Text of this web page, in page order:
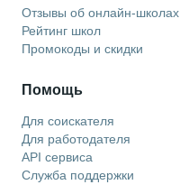
Отзывы об онлайн-школах
Рейтинг школ
Промокоды и скидки
Помощь
Для соискателя
Для работодателя
API сервиса
Служба поддержки